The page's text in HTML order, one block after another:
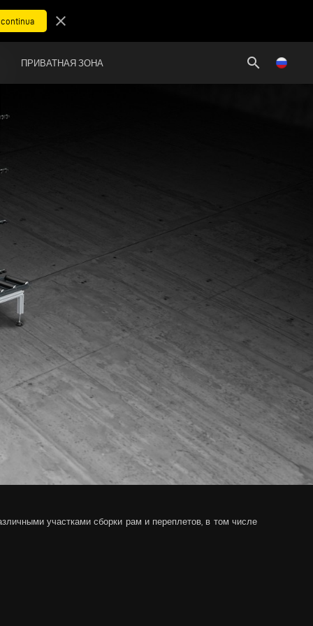
close
ПРИВАТНАЯ ЗОНА search
участками сборки рам и переплетов, в том числе